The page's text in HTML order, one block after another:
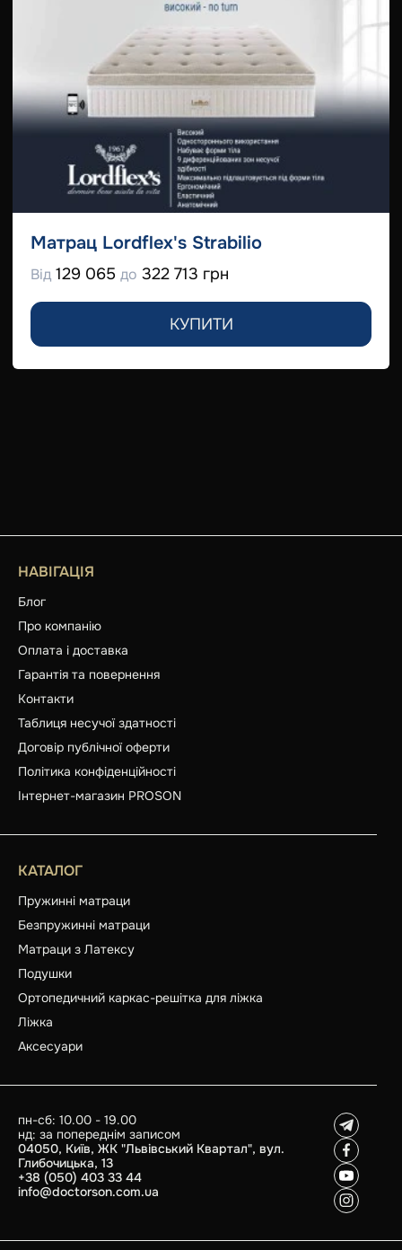
Матрац Lordflex's Strabilio
Від 129 065 до 322 713 грн
КУПИТИ
НАВІГАЦІЯ
Блог
Про компанію
Оплата і доставка
Гарантія та повернення
Контакти
Таблиця несучої здатності
Договір публічної оферти
Політика конфіденційності
Інтернет-магазин PROSON
КАТАЛОГ
Пружинні матраци
Безпружинні матраци
Матраци з Латексу
Подушки
Ортопедичний каркас-решітка для ліжка
Ліжка
Аксесуари
пн-сб: 10.00 - 19.00
нд: за попереднім записом
04050, Київ, ЖК "Львівський Квартал", вул.
Глибочицька, 13
+38 (050) 403 33 44
info@doctorson.com.ua